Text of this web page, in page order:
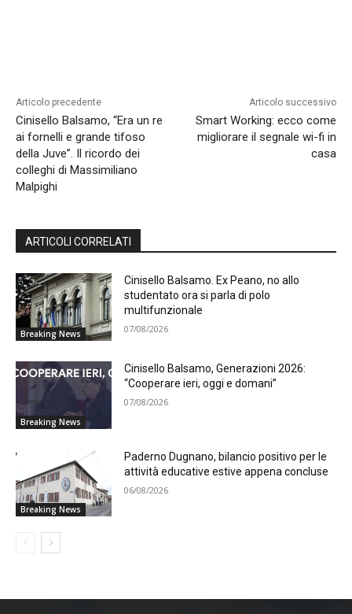
Articolo precedente
Cinisello Balsamo, “Era un re
ai fornelli e grande tifoso
della Juve”. Il ricordo dei
colleghi di Massimiliano
Malpighi
Articolo successivo
Smart Working: ecco come
migliorare il segnale wi-fi in
casa
ARTICOLI CORRELATI
Breaking News
Cinisello Balsamo. Ex Peano, no allo
studentato ora si parla di polo
multifunzionale
07/08/2026
Breaking News
Cinisello Balsamo, Generazioni 2026:
“Cooperare ieri, oggi e domani”
07/08/2026
Breaking News
Paderno Dugnano, bilancio positivo per le
attività educative estive appena concluse
06/08/2026